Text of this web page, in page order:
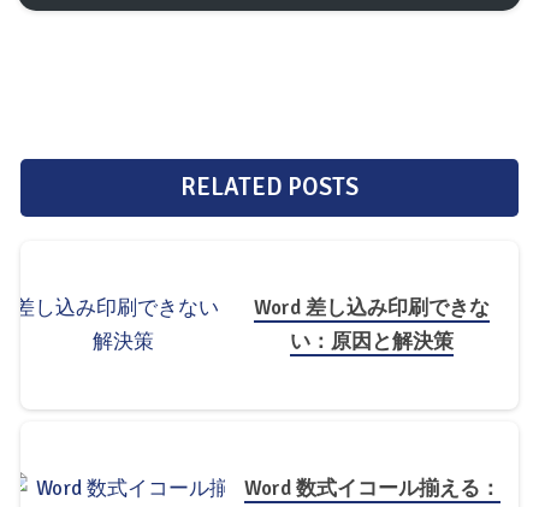
RELATED POSTS
Word 差し込み印刷できな
い：原因と解決策
Word 数式イコール揃える：